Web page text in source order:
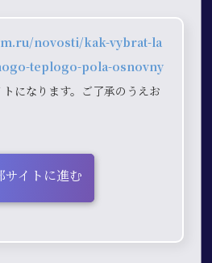
novosti/kak-vybrat-la
teplogo-pola-osnovny
トになります。ご了承のうえお
サイトに進む